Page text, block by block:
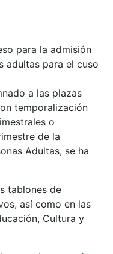
para la admisión
adultas para el cuso
a las plazas
temporalización
o
de la
Adultas, se ha
tablones de
así como en las
Cultura y